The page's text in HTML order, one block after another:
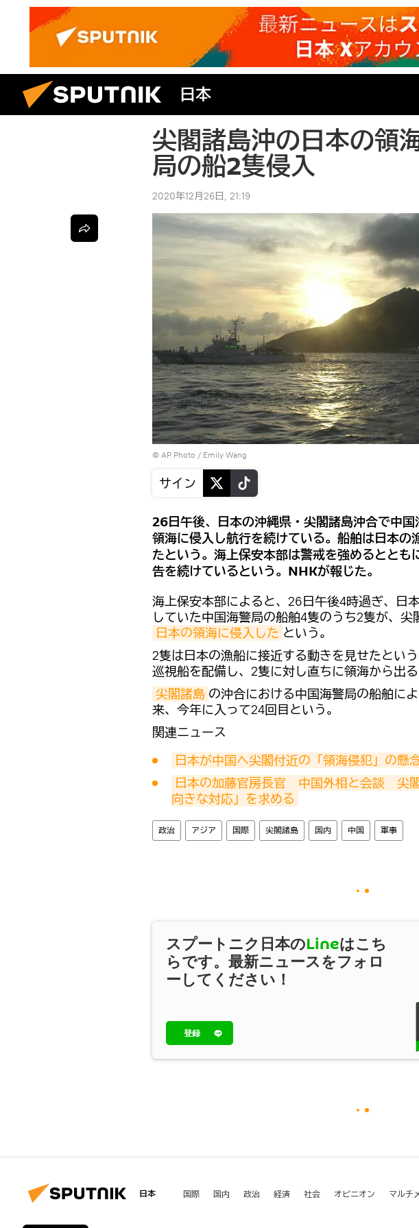
日本
尖閣諸島沖の日本の
局の船2隻侵入
2020年12月26日, 21:19
© AP Photo / Emily Wang
サイン
26日午後、日本の沖縄県・尖閣諸島沖合で中
領海に侵入し航行を続けている。船舶は日本の
たという。海上保安本部は警戒を強めるととも
告を続けているという。NHKが報じた。
海上保安本部によると、26日午後4時過ぎ、日
していた中国海警局の船舶4隻のうち2隻が、尖
日本の領海に侵入した という。
2隻は日本の漁船に接近する動きを見せたとい
巡視船を配備し、2隻に対し直ちに領海から出
尖閣諸島 の沖合における中国海警局の船舶に
来、今年に入って24回目という。
関連ニュース
日本が中国へ尖閣付近の「領海侵犯」の懸
日本の加藤官房長官　中国外相と会談　尖
向きな対応」を求める
政治 アジア 国際 尖閣諸島 国内 中国 軍事
スプートニク日本のLineはこち
らです。最新ニュースをフォロ
ーしてください！
登録
日本 国際 国内 政治 経済 社会 オピニオン マルチ